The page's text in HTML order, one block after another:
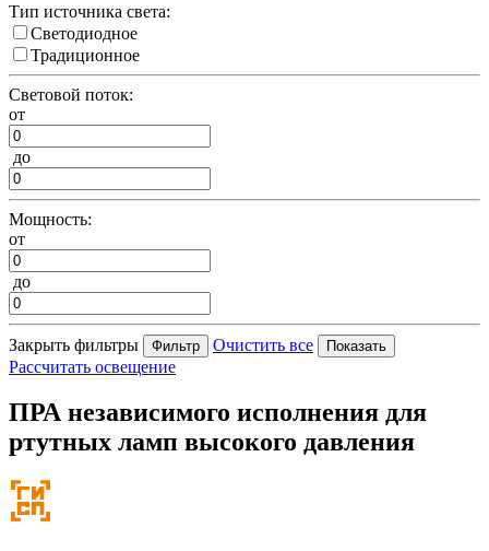
Тип источника света:
Светодиодное
Традиционное
Световой поток:
от
до
Мощность:
от
до
Закрыть фильтры
Очистить все
Рассчитать освещение
ПРА независимого исполнения для
ртутных ламп высокого давления